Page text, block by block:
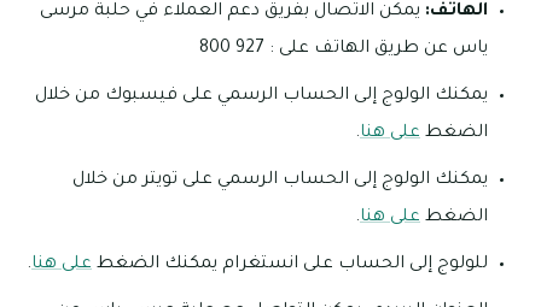
الهاتف: يمكن الاتصال بفريق دعم العملاء في حلبة مرسى
ياس عن طريق الهاتف على : 927 800
يمكنك الولوج إلى الحساب الرسمي على فيسبوك من خلال
الضغط على هنا.
يمكنك الولوج إلى الحساب الرسمي على تويتر من خلال
الضغط على هنا.
للولوج إلى الحساب على انستغرام يمكنك الضغط على هنا.